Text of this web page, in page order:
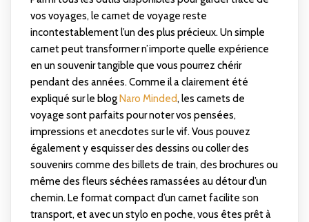
vos voyages, le carnet de voyage reste
incontestablement l’un des plus précieux. Un simple
carnet peut transformer n’importe quelle expérience
en un souvenir tangible que vous pourrez chérir
pendant des années. Comme il a clairement été
expliqué sur le blogNaro Minded, les carnets de
voyage sont parfaits pour noter vos pensées,
impressions et anecdotes sur le vif. Vous pouvez
également y esquisser des dessins ou coller des
souvenirs comme des billets de train, des brochures ou
même des fleurs séchées ramassées au détour d’un
chemin. Le format compact d’un carnet facilite son
transport, et avec un stylo en poche, vous êtes prêt à